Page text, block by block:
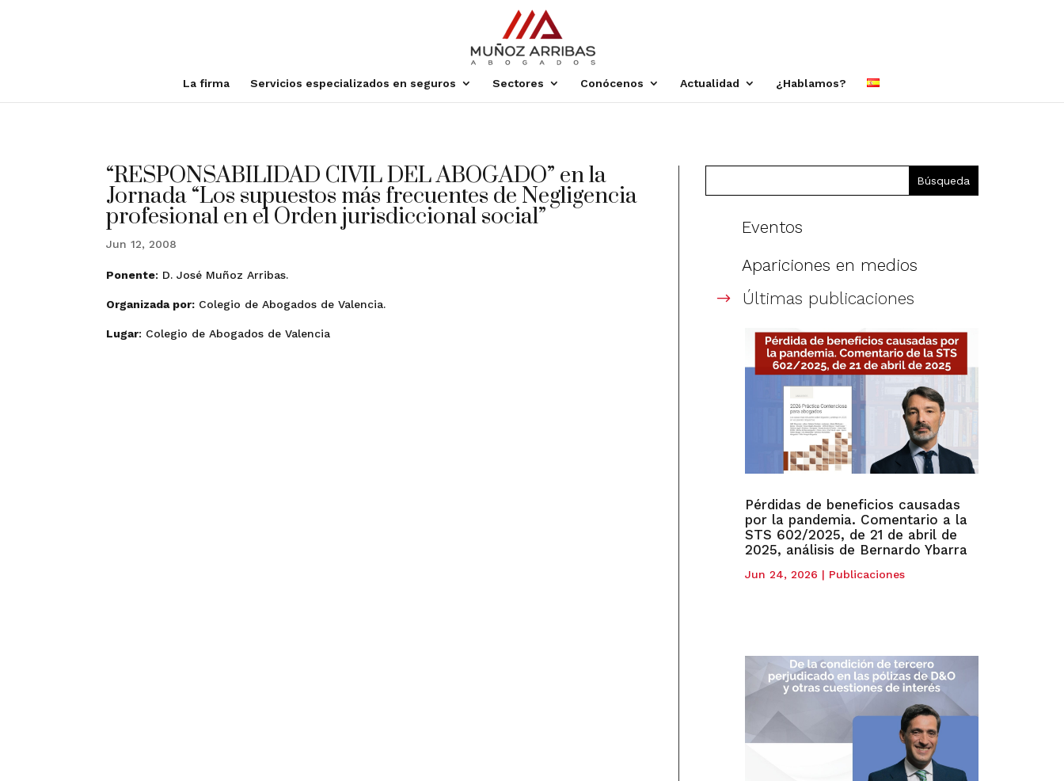
La firma Servicios especializados en seguros Sectores Conócenos Actualidad ¿Hablamos?
“RESPONSABILIDAD CIVIL DEL ABOGADO” en la
Jornada “Los supuestos más frecuentes de Negligencia
profesional en el Orden jurisdiccional social”
Jun 12, 2008
Ponente: D. José Muñoz Arribas.
Organizada por: Colegio de Abogados de Valencia.
Lugar: Colegio de Abogados de Valencia
Eventos
Apariciones en medios
$ Últimas publicaciones
Pérdidas de beneficios causadas
por la pandemia. Comentario a la
STS 602/2025, de 21 de abril de
2025, análisis de Bernardo Ybarra
Jun 24, 2026 | Publicaciones